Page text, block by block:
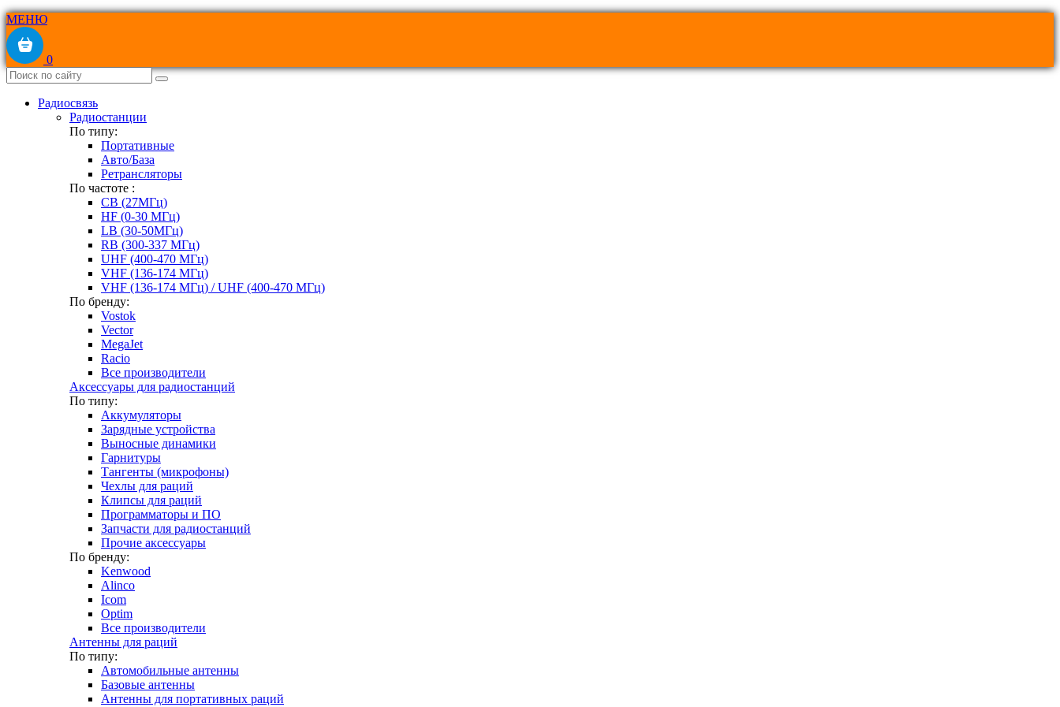
МЕНЮ
0
Радиосвязь
Радиостанции
По типу:
Портативные
Авто/База
Ретрансляторы
По частоте :
CB (27МГц)
HF (0-30 МГц)
LB (30-50МГц)
RB (300-337 МГц)
UHF (400-470 МГц)
VHF (136-174 МГц)
VHF (136-174 МГц) / UHF (400-470 МГц)
По бренду:
Vostok
Vector
MegaJet
Racio
Все производители
Аксессуары для радиостанций
По типу:
Аккумуляторы
Зарядные устройства
Выносные динамики
Гарнитуры
Тангенты (микрофоны)
Чехлы для раций
Клипсы для раций
Программаторы и ПО
Запчасти для радиостанций
Прочие аксессуары
По бренду:
Kenwood
Alinco
Icom
Optim
Все производители
Антенны для раций
По типу:
Автомобильные антенны
Базовые антенны
Антенны для портативных раций